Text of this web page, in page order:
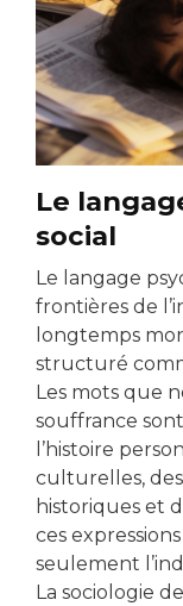
Le
social
Le langage
frontières de
longtemps
structuré
Les mots que
souffrance
l’histoire
culturelles,
historiques et
ces
seulement
La sociologie